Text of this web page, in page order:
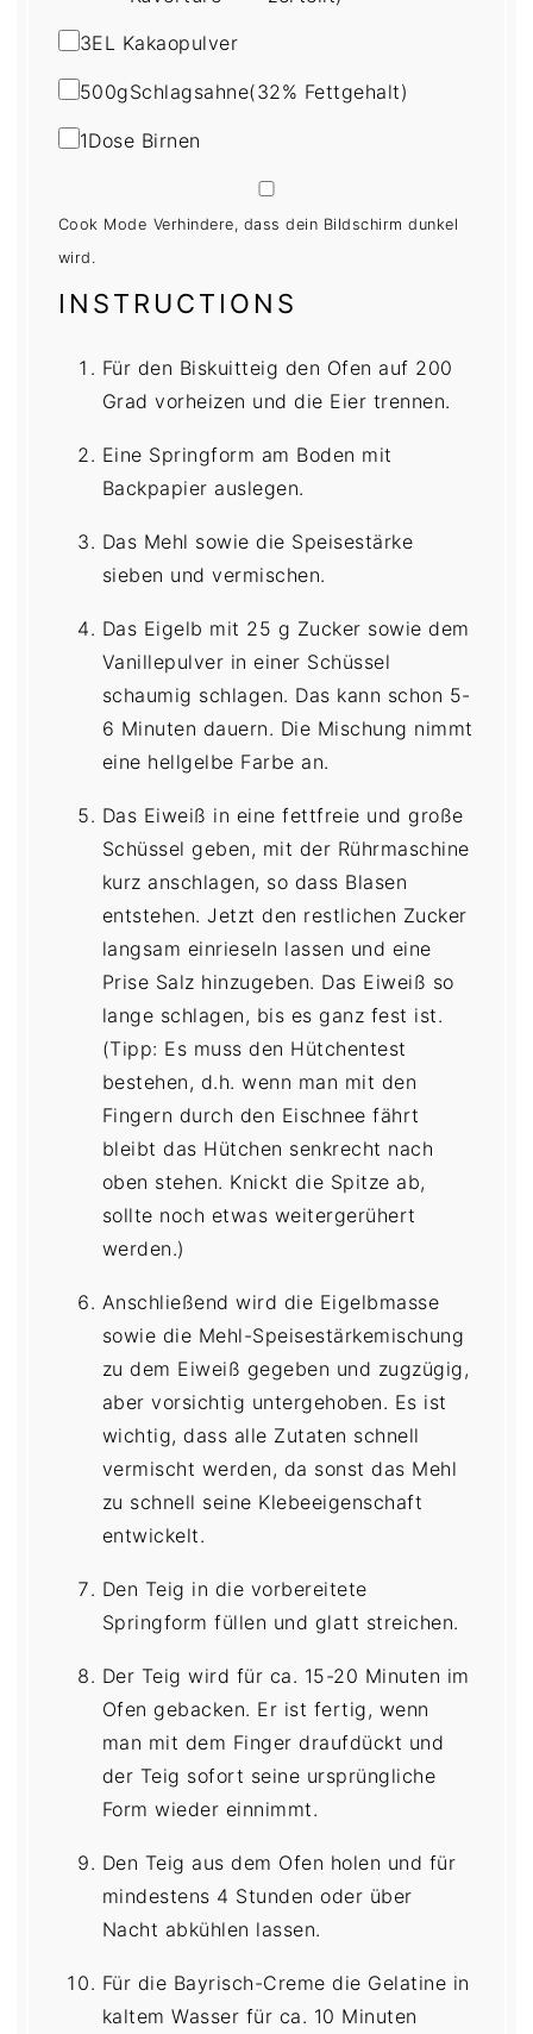
3EL Kakaopulver
500gSchlagsahne(32% Fettgehalt)
1Dose Birnen
Cook Mode Verhindere, dass dein Bildschirm dunkel
wird.
INSTRUCTIONS
Für den Biskuitteig den Ofen auf 200
Grad vorheizen und die Eier trennen.
Eine Springform am Boden mit
Backpapier auslegen.
Das Mehl sowie die Speisestärke
sieben und vermischen.
Das Eigelb mit 25 g Zucker sowie dem
Vanillepulver in einer Schüssel
schaumig schlagen. Das kann schon 5-
6 Minuten dauern. Die Mischung nimmt
eine hellgelbe Farbe an.
Das Eiweiß in eine fettfreie und große
Schüssel geben, mit der Rührmaschine
kurz anschlagen, so dass Blasen
entstehen. Jetzt den restlichen Zucker
langsam einrieseln lassen und eine
Prise Salz hinzugeben. Das Eiweiß so
lange schlagen, bis es ganz fest ist.
(Tipp: Es muss den Hütchentest
bestehen, d.h. wenn man mit den
Fingern durch den Eischnee fährt
bleibt das Hütchen senkrecht nach
oben stehen. Knickt die Spitze ab,
sollte noch etwas weitergerühert
werden.)
Anschließend wird die Eigelbmasse
sowie die Mehl-Speisestärkemischung
zu dem Eiweiß gegeben und zugzügig,
aber vorsichtig untergehoben. Es ist
wichtig, dass alle Zutaten schnell
vermischt werden, da sonst das Mehl
zu schnell seine Klebeeigenschaft
entwickelt.
Den Teig in die vorbereitete
Springform füllen und glatt streichen.
Der Teig wird für ca. 15-20 Minuten im
Ofen gebacken. Er ist fertig, wenn
man mit dem Finger draufdückt und
der Teig sofort seine ursprüngliche
Form wieder einnimmt.
Den Teig aus dem Ofen holen und für
mindestens 4 Stunden oder über
Nacht abkühlen lassen.
Für die Bayrisch-Creme die Gelatine in
kaltem Wasser für ca. 10 Minuten